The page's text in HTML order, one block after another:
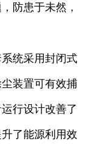
防患于未然，
统采用封闭式
装置可有效捕
行设计改善了
了能源利用效